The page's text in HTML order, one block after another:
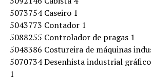
5073754 Caseiro 1
5043773 Contador 1
5088255 Controlador de pragas 1
5048386 Costureira de máquinas
5070734 Desenhista industrial
1